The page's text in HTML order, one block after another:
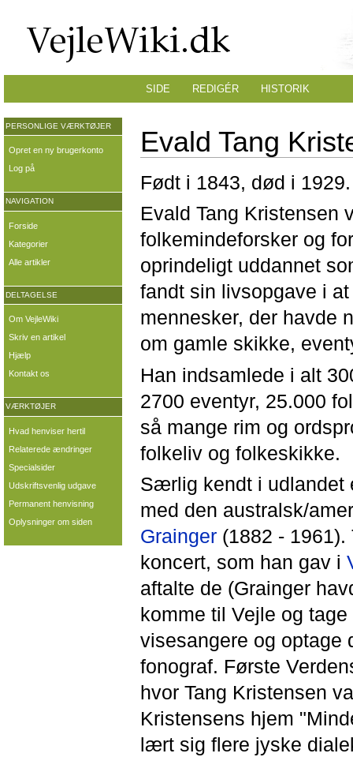
Evald Tang
Født i 1843, død i 1929.
Evald Tang Kristensen
folkemindeforsker og
oprindeligt uddannet
fandt sin livsopgave i
mennesker, der havde
om gamle skikke,
Han indsamlede i alt
2700 eventyr, 25.000
så mange rim og
folkeliv og folkeskikke.
Særlig kendt i udlandet
med den australsk/
Grainger (1882 -
koncert, som han gav i
aftalte de (Grainger
komme til Vejle og
visesangere og optage
fonograf. Første
hvor Tang Kristensen
Kristensens hjem
lært sig flere jyske
SIDE REDIGÉR HISTORIK
PERSONLIGE VÆRKTØJER
Opret en ny brugerkonto
Log på
NAVIGATION
Forside
Kategorier
Alle artikler
DELTAGELSE
Om VejleWiki
Skriv en artikel
Hjælp
Kontakt os
VÆRKTØJER
Hvad henviser hertil
Relaterede ændringer
Specialsider
Udskriftsvenlig udgave
Permanent henvisning
Oplysninger om siden